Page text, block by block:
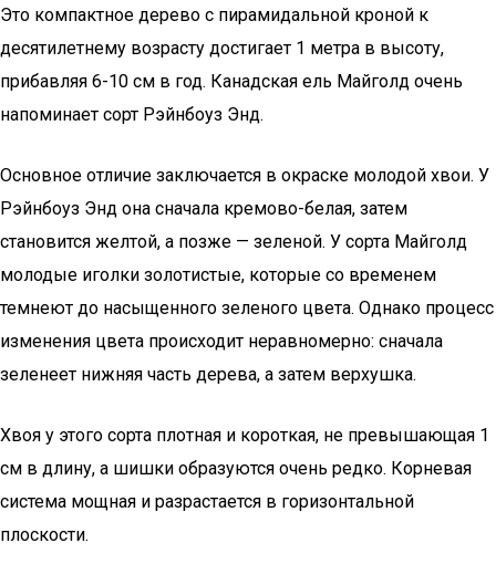
Это компактное дерево с пирамидальной кроной к
десятилетнему возрасту достигает 1 метра в высоту,
прибавляя 6-10 см в год. Канадская ель Майголд очень
напоминает сорт Рэйнбоуз Энд.
Основное отличие заключается в окраске молодой хвои. У
Рэйнбоуз Энд она сначала кремово-белая, затем
становится желтой, а позже — зеленой. У сорта Майголд
молодые иголки золотистые, которые со временем
темнеют до насыщенного зеленого цвета. Однако процесс
изменения цвета происходит неравномерно: сначала
зеленеет нижняя часть дерева, а затем верхушка.
Хвоя у этого сорта плотная и короткая, не превышающая 1
см в длину, а шишки образуются очень редко. Корневая
система мощная и разрастается в горизонтальной
плоскости.